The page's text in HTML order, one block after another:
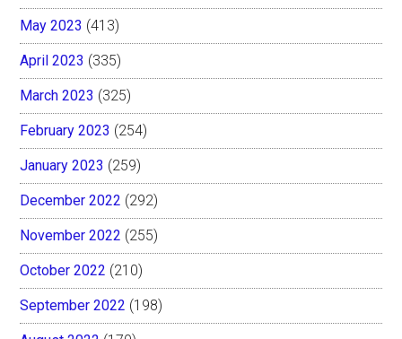
May 2023 (413)
April 2023 (335)
March 2023 (325)
February 2023 (254)
January 2023 (259)
December 2022 (292)
November 2022 (255)
October 2022 (210)
September 2022 (198)